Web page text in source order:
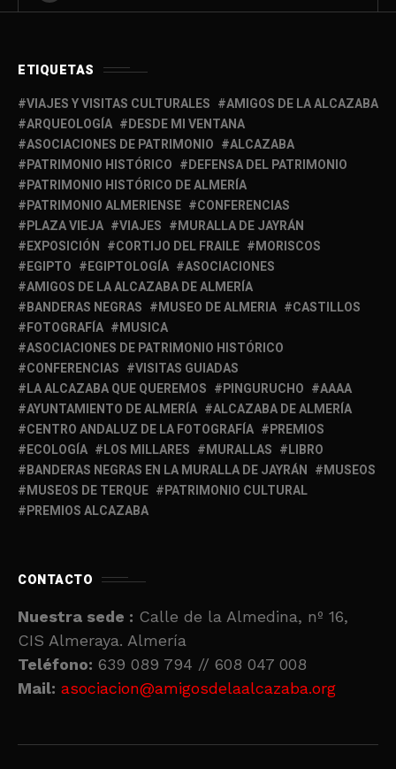
ETIQUETAS
VIAJES Y VISITAS CULTURALES
AMIGOS DE LA ALCAZABA
ARQUEOLOGÍA
DESDE MI VENTANA
ASOCIACIONES DE PATRIMONIO
ALCAZABA
PATRIMONIO HISTÓRICO
DEFENSA DEL PATRIMONIO
PATRIMONIO HISTÓRICO DE ALMERÍA
PATRIMONIO ALMERIENSE
CONFERENCIAS
PLAZA VIEJA
VIAJES
MURALLA DE JAYRÁN
EXPOSICIÓN
CORTIJO DEL FRAILE
MORISCOS
EGIPTO
EGIPTOLOGÍA
ASOCIACIONES
AMIGOS DE LA ALCAZABA DE ALMERÍA
BANDERAS NEGRAS
MUSEO DE ALMERIA
CASTILLOS
FOTOGRAFÍA
MUSICA
ASOCIACIONES DE PATRIMONIO HISTÓRICO
CONFERENCIAS
VISITAS GUIADAS
LA ALCAZABA QUE QUEREMOS
PINGURUCHO
AAAA
AYUNTAMIENTO DE ALMERÍA
ALCAZABA DE ALMERÍA
CENTRO ANDALUZ DE LA FOTOGRAFÍA
PREMIOS
ECOLOGÍA
LOS MILLARES MURALLAS
LIBRO
BANDERAS NEGRAS EN LA MURALLA DE JAYRÁN
MUSEOS
MUSEOS DE TERQUE
PATRIMONIO CULTURAL
PREMIOS ALCAZABA
CONTACTO
Nuestra sede : Calle de la Almedina, nº 16,
CIS Almeraya. Almería
Teléfono: 639 089 794 // 608 047 008
Mail: asociacion@amigosdelaalcazaba.org